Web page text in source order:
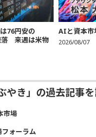
76円安の
落 来週は米物
AIと資本市
2026/08/07
やき」の過去記事
市場
ォーラム